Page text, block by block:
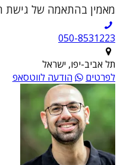
מאמין בהתאמה של גישת
050-8531223
תל אביב-יפו, ישראל
לפרטים
הודעה לווטסאפ